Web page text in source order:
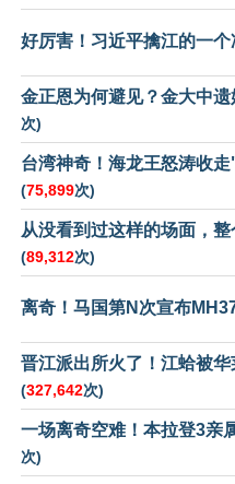
好厉害！习近平擒江的一个
金正恩为何避见？金大中
次)
台湾神奇！海龙王怒涛收
(75,899次)
从没看到过这样的场面，
(89,312次)
离奇！马国第N次宣布
晋江派出所火了！江蛤被
(327,642次)
一场离奇空难！本拉登3亲
次)